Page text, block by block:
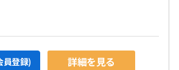
員登録) 詳細を見る